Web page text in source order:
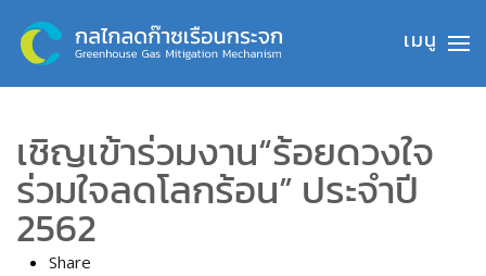
Skip to main content
เชิญเข้าร่วมงาน“ร้อยดวงใจ
ร่วมใจลดโลกร้อน” ประจำปี
2562
Share